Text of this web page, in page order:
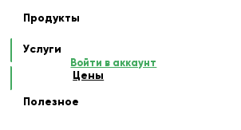
Продукты
Услуги
Цены
Полезное
Войти в аккаунт